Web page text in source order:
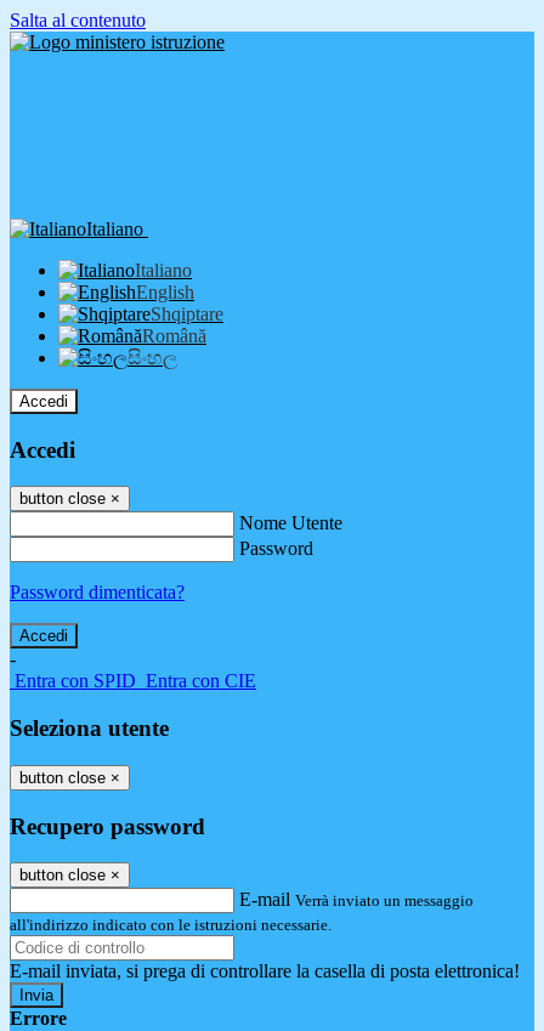
Salta al contenuto
Italiano
Italiano
English
Shqiptare
Română
සිංහල
Accedi
Accedi
button close ×
Nome Utente
Password
Password dimenticata?
-
Entra con SPID Entra con CIE
Seleziona utente
button close ×
Recupero password
button close ×
E-mail Verrà inviato un messaggio
all'indirizzo indicato con le istruzioni necessarie.
E-mail inviata, si prega di controllare la casella di posta elettronica!
Errore